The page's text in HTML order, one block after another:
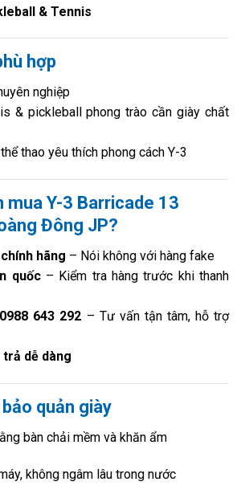
& Tennis
hợp
nghiệp
& pickleball phong trào cần giày chất
thao yêu thích phong cách Y-3
mua Y-3 Barricade 13
Đông JP?
hãng – Nói không với hàng fake
quốc– Kiểm tra hàng trước khi thanh
643 292 – Tư vấn tận tâm, hỗ trợ
trả dễ dàng
quản giày
bàn chải mềm và khăn ẩm
không ngâm lâu trong nước